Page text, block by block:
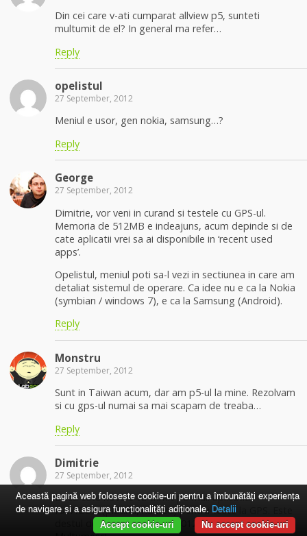
Din cei care v-ati cumparat allview p5, sunteti
multumit de el? In general ma refer…
Reply
opelistul
27 September, 2012
Meniul e usor, gen nokia, samsung…?
Reply
George
27 September, 2012
Dimitrie, vor veni in curand si testele cu GPS-ul.
Memoria de 512MB e indeajuns, acum depinde si de
cate aplicatii vrei sa ai disponibile in ‘recent used
apps’.
Opelistul, meniul poti sa-l vezi in sectiunea in care am
detaliat sistemul de operare. Ca idee nu e ca la Nokia
(symbian / windows 7), e ca la Samsung (Android).
Reply
Monstru
27 September, 2012
Sunt in Taiwan acum, dar am p5-ul la mine. Rezolvam
si cu gps-ul numai sa mai scapam de treaba…
Reply
Dimitrie
27 September, 2012
Daca este novoie va trimit pe mail aplicatia
NAVIGON (platina, nu free) pentru teste la GPS. Este
destul de buna si are harti 2012.
Această pagină web folosește cookie-uri pentru a îmbunătăți experiența
de navigare și a asigura funcționalițăți adiționale. Detalii
Nu accept cookie-uri
Accept cookie-uri